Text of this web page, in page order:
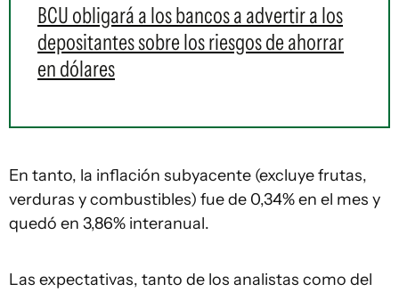
BCU obligará a los bancos a advertir a los
depositantes sobre los riesgos de ahorrar
en dólares
En tanto, la inflación subyacente (excluye frutas,
verduras y combustibles) fue de 0,34% en el mes y
quedó en 3,86% interanual.
Las expectativas, tanto de los analistas como del